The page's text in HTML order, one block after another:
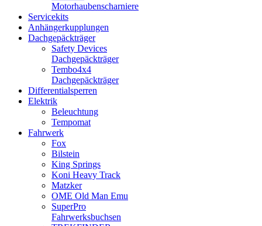
Motorhaubenscharniere
Servicekits
Anhängerkupplungen
Dachgepäckträger
Safety Devices
Dachgepäckträger
Tembo4x4
Dachgepäckträger
Differentialsperren
Elektrik
Beleuchtung
Tempomat
Fahrwerk
Fox
Bilstein
King Springs
Koni Heavy Track
Matzker
OME Old Man Emu
SuperPro
Fahrwerksbuchsen